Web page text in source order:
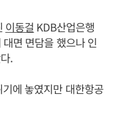
이동걸 KDB산업은행
면 면담을 했으나 인
.
에 놓였지만 대한항공